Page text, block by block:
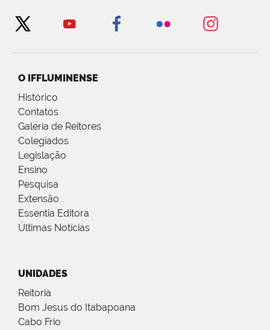
O IFFLUMINENSE
Histórico
Contatos
Galeria de Reitores
Colegiados
Legislação
Ensino
Pesquisa
Extensão
Essentia Editora
Últimas Notícias
UNIDADES
Reitoria
Bom Jesus do Itabapoana
Cabo Frio